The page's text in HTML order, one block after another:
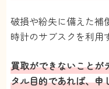
破損や紛失に備えた補
時計のサブスクを利用
買取ができないことが
タル目的であれば、申